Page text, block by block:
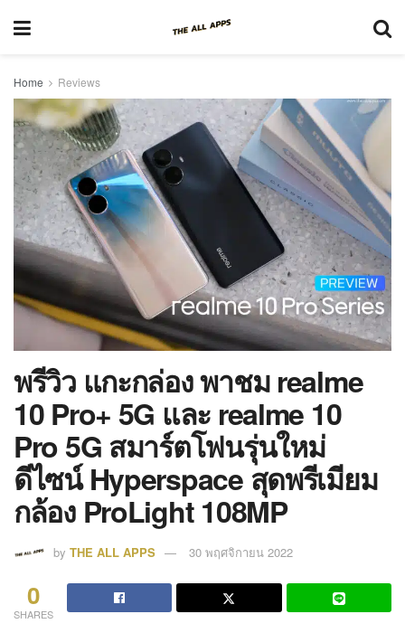
Home Reviews
พรีวิว แกะกล่อง พาชม realme
10 Pro+ 5G และ realme 10
Pro 5G สมาร์ตโฟนรุ่นใหม่
ดีไซน์ Hyperspace สุดพรีเมียม
กล้อง ProLight 108MP
by THE ALL APPS 30 พฤศจิกายน 2022
0
SHARES